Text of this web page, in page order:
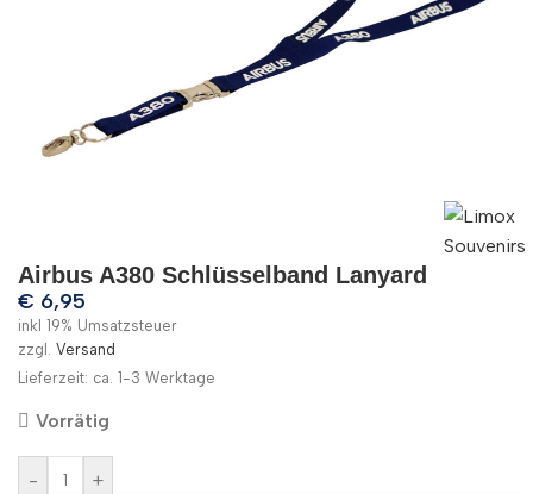
Airbus A380 Schlüsselband Lanyard
€ 6,95
inkl 19% Umsatzsteuer
zzgl. Versand
Lieferzeit: ca. 1-3 Werktage
Vorrätig
- +